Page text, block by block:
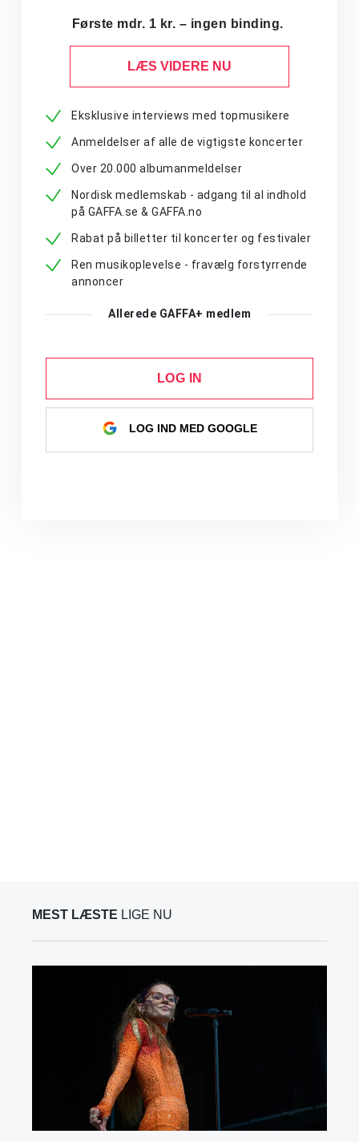
Første mdr. 1 kr. – ingen binding.
LÆS VIDERE NU
Eksklusive interviews med topmusikere
Anmeldelser af alle de vigtigste koncerter
Over 20.000 albumanmeldelser
Nordisk medlemskab - adgang til al indhold
på GAFFA.se & GAFFA.no
Rabat på billetter til koncerter og festivaler
Ren musikoplevelse - fravælg forstyrrende
annoncer
Allerede GAFFA+ medlem
LOG IN
LOG IND MED GOOGLE
MEST LÆSTE LIGE NU